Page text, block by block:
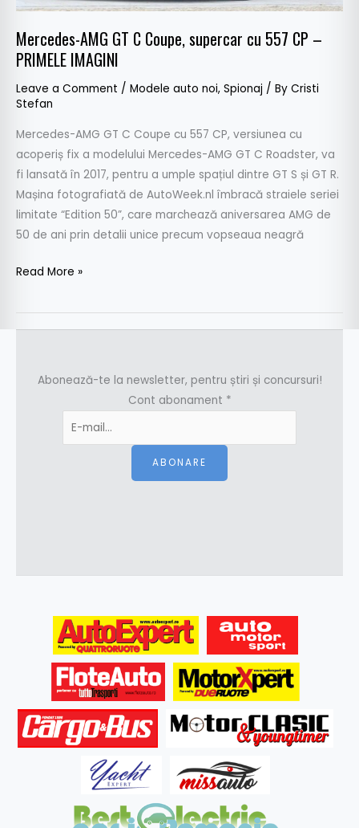
Mercedes-AMG GT C Coupe, supercar cu 557 CP –
PRIMELE IMAGINI
Leave a Comment / Modele auto noi, Spionaj / By Cristi
Stefan
Mercedes-AMG GT C Coupe cu 557 CP, versiunea cu
acoperiș fix a modelului Mercedes-AMG GT C Roadster, va
fi lansată în 2017, pentru a umple spațiul dintre GT S și GT R.
Mașina fotografiată de AutoWeek.nl îmbracă straiele seriei
limitate “Edition 50”, care marchează aniversarea AMG de
50 de ani prin detalii unice precum vopseaua neagră
Read More »
Abonează-te la newsletter, pentru știri și concursuri!
Cont abonament *
ABONARE